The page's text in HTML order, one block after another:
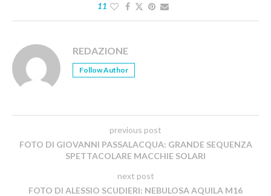
11
REDAZIONE
Follow Author
previous post
FOTO DI GIOVANNI PASSALACQUA: GRANDE SEQUENZA
SPETTACOLARE MACCHIE SOLARI
next post
FOTO DI ALESSIO SCUDIERI: NEBULOSA AQUILA M16